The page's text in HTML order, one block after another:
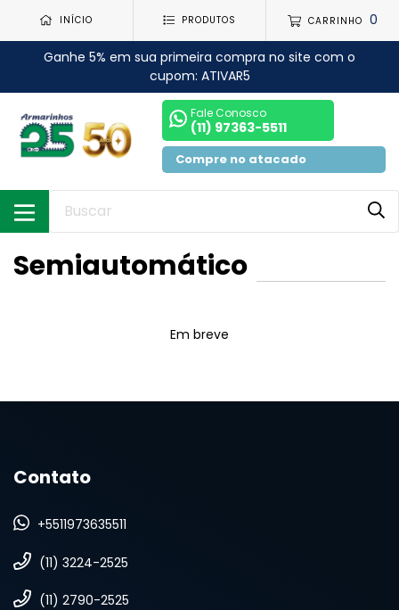
INÍCIO PRODUTOS CARRINHO 0
Ganhe 5% em sua primeira compra no site com o
cupom: ATIVAR5
Fale Conosco
(11) 97363-5511
Compre no atacado
Semiautomático
Em breve
Contato
+5511973635511
(11) 3224-2525
(11) 2790-2525